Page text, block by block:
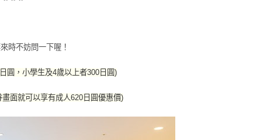
時不妨問一下喔！
圓，小學生及4歲以上者300日圓)
面就可以享有成人620日圓優惠價)